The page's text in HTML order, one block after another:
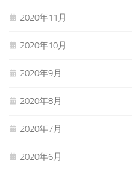
2020年11月
2020年10月
2020年9月
2020年8月
2020年7月
2020年6月